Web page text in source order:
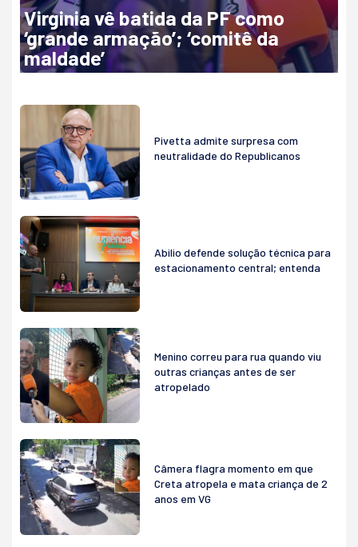
Virginia vê batida da PF como
‘grande armação’; ‘comitê da
maldade’
Pivetta admite surpresa com
neutralidade do Republicanos
Abilio defende solução técnica para
estacionamento central; entenda
Menino correu para rua quando viu
outras crianças antes de ser
atropelado
Câmera flagra momento em que
Creta atropela e mata criança de 2
anos em VG